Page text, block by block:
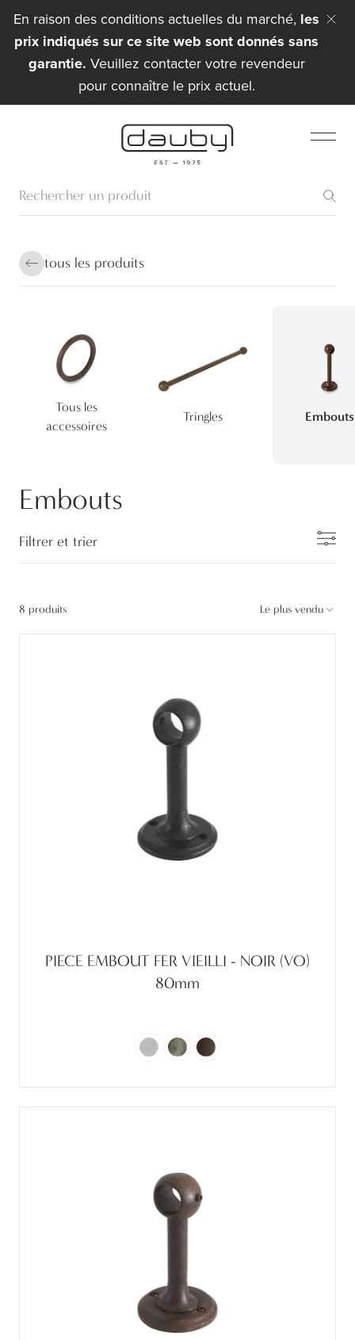
En raison des conditions actuelles du marché, les
prix indiqués sur ce site web sont donnés sans
garantie. Veuillez contacter votre revendeur
pour connaître le prix actuel.
Embouts
Tous les
accessoires
Tringles Embouts
tous les produits
Filtrer et trier
8 produits Le plus vendu
PIECE EMBOUT FER VIEILLI - NOIR (VO)
80mm